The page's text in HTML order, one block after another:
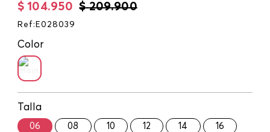
$ 209.900
$ 104.950
Ref : E028039
Color
Talla
06 08 10 12 14 16